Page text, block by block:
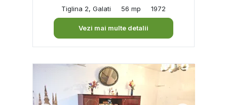
Tiglina 2, Galati
56 mp 1972
Vezi mai multe detalii